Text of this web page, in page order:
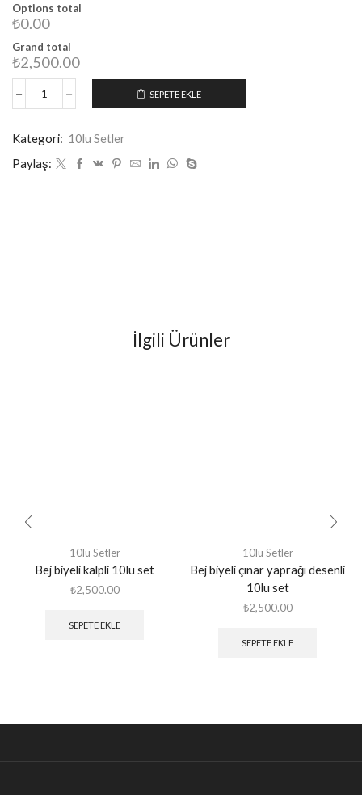
Options total
₺0.00
Grand total
₺2,500.00
SEPETE EKLE
Kategori: 10lu Setler
Paylaş:
İlgili Ürünler
10lu Setler
Bej biyeli kalpli 10lu set
₺2,500.00
SEPETE EKLE
10lu Setler
Bej biyeli çınar yaprağı desenli
10lu set
₺2,500.00
SEPETE EKLE